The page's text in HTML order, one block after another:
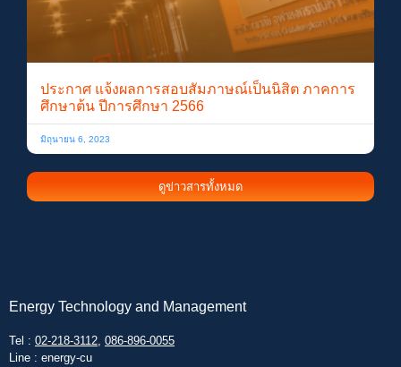
ประกาศ แจ้งผลการสอบสัมภาษณ์เป็นนิสิต ภาคการ
ศึกษาต้น ปีการศึกษา 2566
มิถุนายน 6, 2023
ดูข่าวสารทั้งหมด
Energy Technology and Management
Tel : 02-218-3112, 086-896-0055
Line : energy-cu